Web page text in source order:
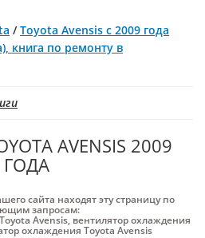
/Toyota Avensis с 2009 года
книга по ремонту в
AVENSIS 2009
ГОДА
сайта находят эту страницу по
запросам:
Avensis, вентилятор охлаждения
охлаждения Toyota Avensis